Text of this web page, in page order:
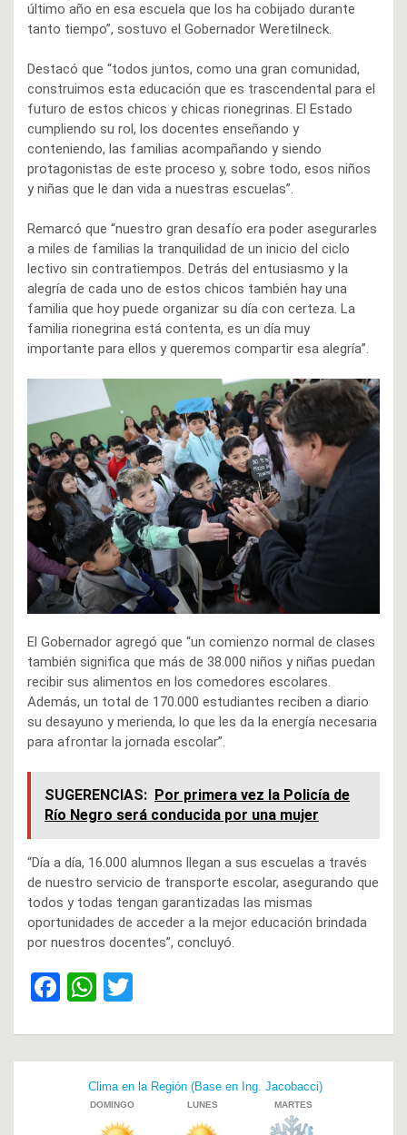
último año en esa escuela que los ha cobijado durante
tanto tiempo”, sostuvo el Gobernador Weretilneck.
Destacó que “todos juntos, como una gran comunidad,
construimos esta educación que es trascendental para el
futuro de estos chicos y chicas rionegrinas. El Estado
cumpliendo su rol, los docentes enseñando y
conteniendo, las familias acompañando y siendo
protagonistas de este proceso y, sobre todo, esos niños
y niñas que le dan vida a nuestras escuelas”.
Remarcó que “nuestro gran desafío era poder asegurarles
a miles de familias la tranquilidad de un inicio del ciclo
lectivo sin contratiempos. Detrás del entusiasmo y la
alegría de cada uno de estos chicos también hay una
familia que hoy puede organizar su día con certeza. La
familia rionegrina está contenta, es un día muy
importante para ellos y queremos compartir esa alegría”.
El Gobernador agregó que “un comienzo normal de clases
también significa que más de 38.000 niños y niñas puedan
recibir sus alimentos en los comedores escolares.
Además, un total de 170.000 estudiantes reciben a diario
su desayuno y merienda, lo que les da la energía necesaria
para afrontar la jornada escolar”.
SUGERENCIAS: Por primera vez la Policía de
Río Negro será conducida por una mujer
“Día a día, 16.000 alumnos llegan a sus escuelas a través
de nuestro servicio de transporte escolar, asegurando que
todos y todas tengan garantizadas las mismas
oportunidades de acceder a la mejor educación brindada
por nuestros docentes”, concluyó.
F
ce
W
at
s
A
tt
er
Navegación